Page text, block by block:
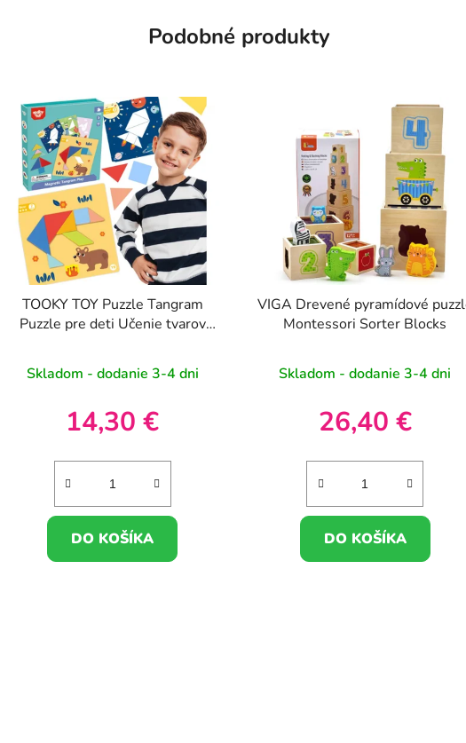
Podobné produkty
TOOKY TOY Puzzle Tangram
Puzzle pre deti Učenie tvarov
Skladom - dodanie 3-4 dni
14,30 €
DO KOŠÍKA
VIGA Drevené pyramídové
Montessori Sorter Blocks
Skladom - dodanie 3-4 dni
26,40 €
DO KOŠÍKA